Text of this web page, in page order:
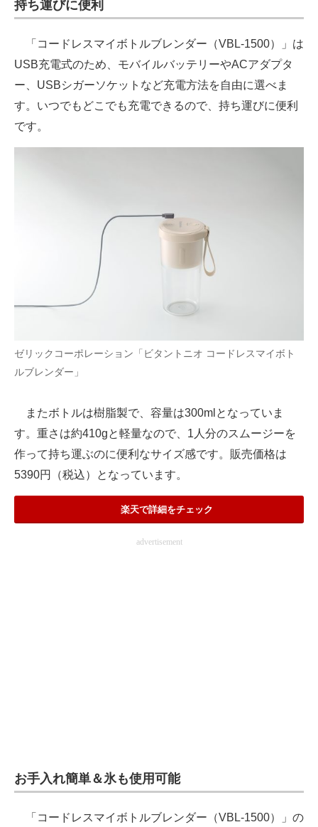
持ち運びに便利
「コードレスマイボトルブレンダー（VBL-1500）」は
USB充電式のため、モバイルバッテリーやACアダプタ
ー、USBシガーソケットなど充電方法を自由に選べま
す。いつでもどこでも充電できるので、持ち運びに便利
です。
ゼリックコーポレーション「ビタントニオ コードレスマイボト
ルブレンダー」
またボトルは樹脂製で、容量は300mlとなっていま
す。重さは約410gと軽量なので、1人分のスムージーを
作って持ち運ぶのに便利なサイズ感です。販売価格は
5390円（税込）となっています。
楽天で詳細をチェック
advertisement
お手入れ簡単＆氷も使用可能
「コードレスマイボトルブレンダー（VBL-1500）」の